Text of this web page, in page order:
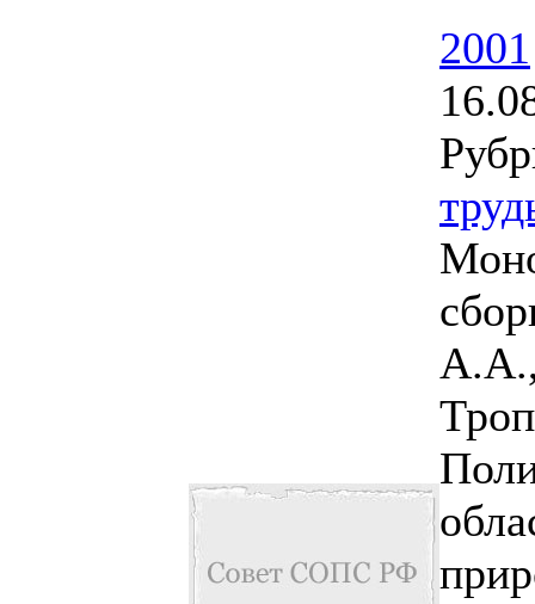
2001